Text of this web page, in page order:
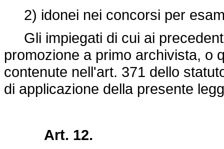
2) idonei nei concorsi per
Gli impiegati di cui ai
promozione a primo archivista, o
contenute nell'art. 371 dello
di applicazione della presente
Art. 12.